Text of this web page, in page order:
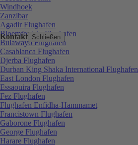
Kontakt Schließen
Windhoek
Zanzibar
Agadir Flughafen
Bloemfontein Flughafen
Bulawayo Flughafen
Casablanca Flughafen
Djerba Flughafen
Durban King Shaka International Flughafen
East London Flughafen
Essaouira Flughafen
Fez Flughafen
Flughafen Enfidha-Hammamet
Francistown Flughafen
Gaborone Flughafen
George Flughafen
Harare Flughafen